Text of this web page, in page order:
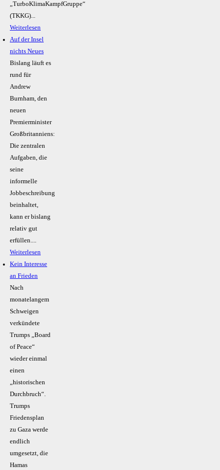
„TurboKlimaKampfGruppe“
(TKKG)...
Weiterlesen
Auf der Insel
nichts Neues
Bislang läuft es
rund für
Andrew
Burnham, den
neuen
Premierminister
Großbritanniens:
Die zentralen
Aufgaben, die
seine
informelle
Jobbeschreibung
beinhaltet,
kann er bislang
relativ gut
erfüllen....
Weiterlesen
Kein Inte­resse
an Frieden
Nach
monatelangem
Schweigen
verkündete
Trumps „Board
of Peace“
wieder einmal
einen
„historischen
Durchbruch“.
Trumps
Friedensplan
zu Gaza werde
endlich
umgesetzt, die
Hamas